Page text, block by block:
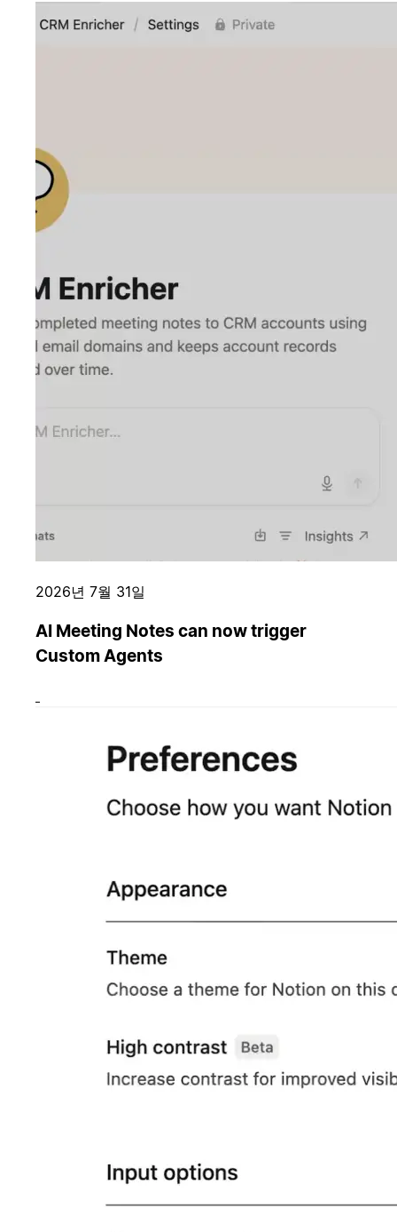
2026년 7월 31일
AI Meeting Notes can now trigger
Custom Agents